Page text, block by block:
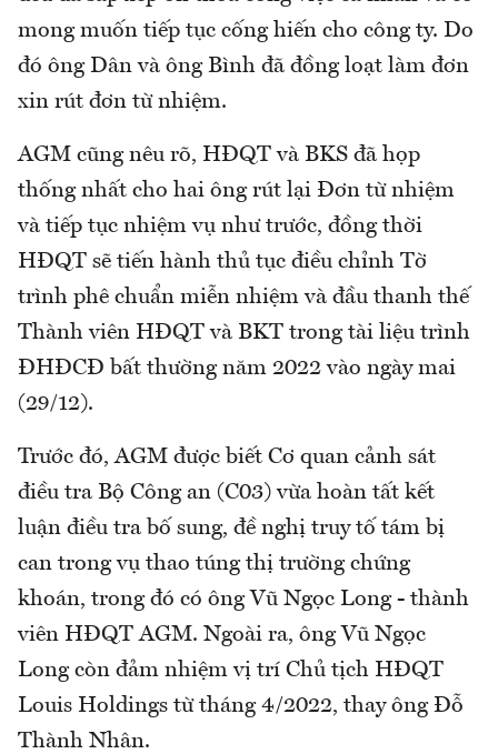
mong muốn tiếp tục cống hiến cho công ty. Do
đó ông Dân và ông Bình đã đồng loạt làm đơn
xin rút đơn từ nhiệm.
AGM cũng nêu rõ, HĐQT và BKS đã họp
thống nhất cho hai ông rút lại Đơn từ nhiệm
và tiếp tục nhiệm vụ như trước, đồng thời
HĐQT sẽ tiến hành thủ tục điều chỉnh Tờ
trình phê chuẩn miễn nhiệm và đầu thanh thế
Thành viên HĐQT và BKT trong tài liệu trình
ĐHĐCĐ bất thường năm 2022 vào ngày mai
(29/12).
Trước đó, AGM được biết Cơ quan cảnh sát
điều tra Bộ Công an (C03) vừa hoàn tất kết
luận điều tra bố sung, đề nghị truy tố tám bị
can trong vụ thao túng thị trường chứng
khoán, trong đó có ông Vũ Ngọc Long - thành
viên HĐQT AGM. Ngoài ra, ông Vũ Ngọc
Long còn đảm nhiệm vị trí Chủ tịch HĐQT
Louis Holdings từ tháng 4/2022, thay ông Đỗ
Thành Nhân.